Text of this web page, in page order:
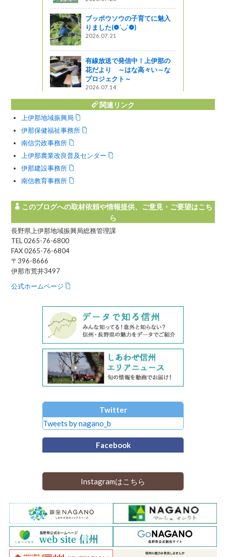
ブッポウソウの子育てに魅入
りました(❁´◡`❁)
2026.07.21
有線放送で発信中！上伊那の
花だより ～はな高々い～な
プロジェクト～
2026.07.14
関連リンク
上伊那地域振興局
伊那保健福祉事務所
南信労政事務所
上伊那農業改良普及センター
伊那建設事務所
南信教育事務所
このブログへの取材依頼や情報提供、ご意見・ご要望はこち
ら
長野県上伊那地域振興局総務管理課
TEL 0265-76-6800
FAX 0265-76-6804
〒396-8666
伊那市荒井3497
公式ホームページ
Twitter
Tweets by nagano_b
Facebook
Instagramはこちら